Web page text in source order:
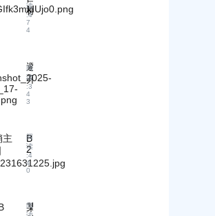
智
能
户
管
理
及
教
程
指
南
！
I”
模
式
实
现
外
贸
全
供
应
能
标
市
场
费
者
需
求
全
攻
略
：
方
读
:4
7
4
避
开
模
板
：
告
别
一
阅
读
:3
4
3
B
2
B
出
户
阅
读
:4
4
0
某
阅